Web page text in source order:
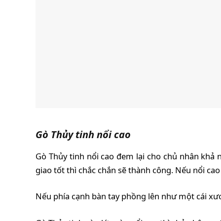
Gò Thủy tinh nổi cao
Gò Thủy tinh nổi cao đem lại cho chủ nhân
giao tốt thì chắc chắn sẽ thành công. Nếu nổi
Nếu phía cạnh bàn tay phồng lên như một cái